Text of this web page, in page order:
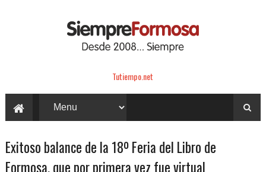
Tutiempo.net
Exitoso balance de la 18º Feria del Libro de
Formosa, que por primera vez fue virtual